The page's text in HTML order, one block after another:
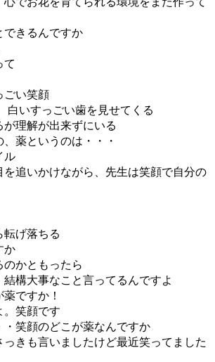
きるんですか
て
い笑顔
いすっごい歯を見せてくる
理解が出来ずにいる
薬というのは・・・
ル
追いかけながら、先生は笑顔で自分の
げ落ちる
か
かともったら
構大事なこと言ってるんですよ
ですか！
笑顔です
笑顔のどこが薬なんですか
きも言いましたけど最近笑ってました